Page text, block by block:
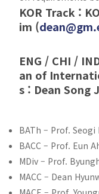
KOR Track :
im (
ENG / CHI /
an of
s : Dean Song
BATh – Prof. Seogi
BACC – Prof. Eun
MDiv – Prof.
MACC – Dean